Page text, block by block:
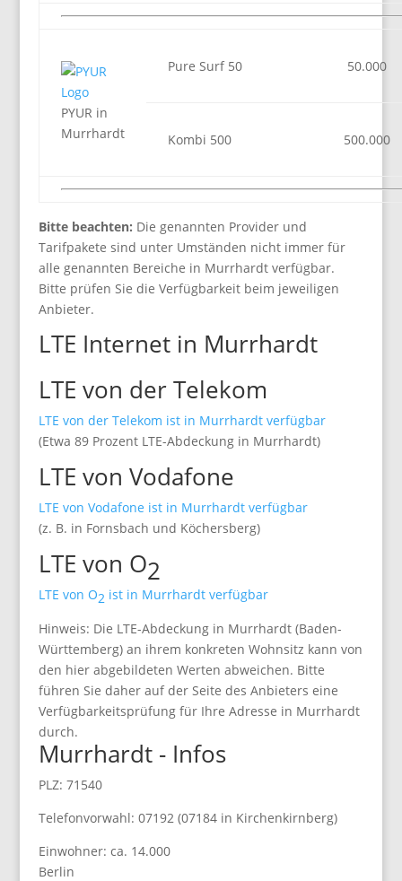
PYUR in
Murrhardt
Pure Surf 50 50.000
Kombi 500 500.000
Bitte beachten: Die genannten Provider und
Tarifpakete sind unter Umständen nicht immer für
alle genannten Bereiche in Murrhardt verfügbar.
Bitte prüfen Sie die Verfügbarkeit beim jeweiligen
Anbieter.
LTE Internet in Murrhardt
LTE von der Telekom
LTE von der Telekom ist in Murrhardt verfügbar
(Etwa 89 Prozent LTE-Abdeckung in Murrhardt)
LTE von Vodafone
LTE von Vodafone ist in Murrhardt verfügbar
(z. B. in Fornsbach und Köchersberg)
LTE von O2
LTE von O2 ist in Murrhardt verfügbar
Hinweis: Die LTE-Abdeckung in Murrhardt (Baden-
Württemberg) an ihrem konkreten Wohnsitz kann von
den hier abgebildeten Werten abweichen. Bitte
führen Sie daher auf der Seite des Anbieters eine
Verfügbarkeitsprüfung für Ihre Adresse in Murrhardt
durch.
Murrhardt - Infos
PLZ: 71540
Telefonvorwahl: 07192 (07184 in Kirchenkirnberg)
Einwohner: ca. 14.000
Berlin